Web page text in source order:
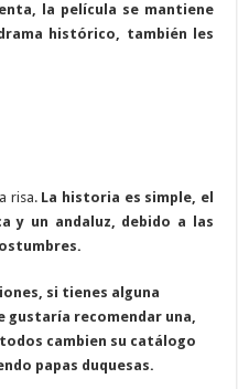
la película se mantiene
histórico, también les
risa. La historia es simple, el
y un andaluz, debido a las
si tienes alguna
gustaría recomendar una,
cambien su catálogo
papas duquesas.